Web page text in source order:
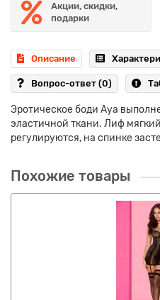
Акции, скидки,
подарки
Описание
Вопрос-ответ (0)
Эротическое боди Aya
эластичной ткани. Лиф
регулируются, на спинке
Похожие товары